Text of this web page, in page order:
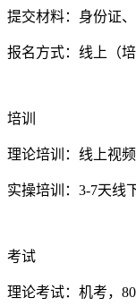
提交材料：身份证
报名方式：线上（
培训
理论培训：线上视
实操培训：3-7天线
考试
理论考试：机考，80